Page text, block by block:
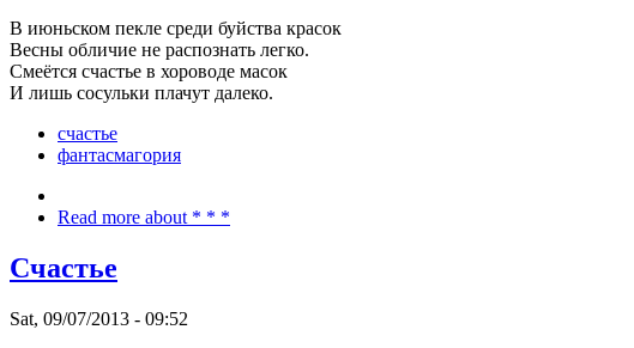
В июньском пекле среди буйства красок
Весны обличие не распознать легко.
Смеётся счастье в хороводе масок
И лишь сосульки плачут далеко.
счастье
фантасмагория
Read more about * * *
Счастье
Sat, 09/07/2013 - 09:52